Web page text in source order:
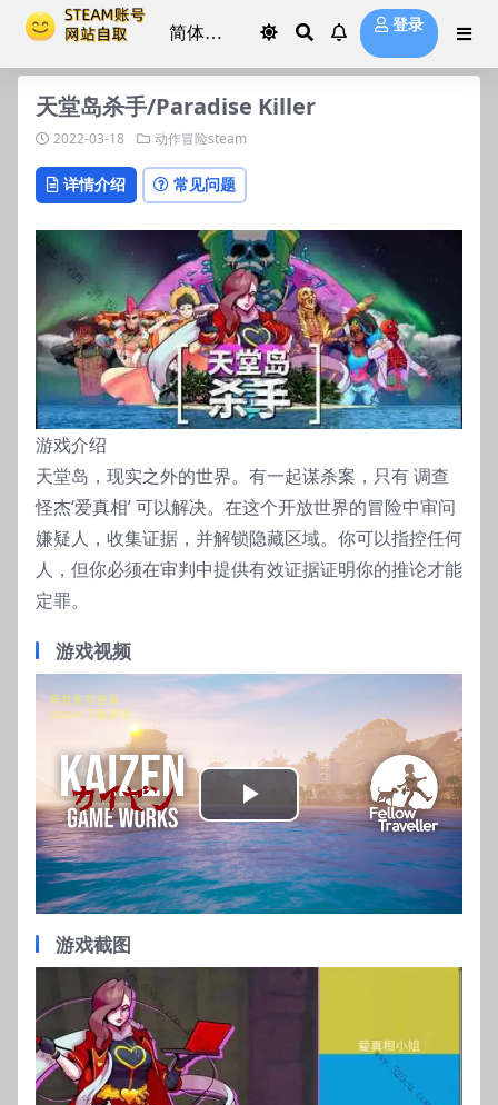
登录
天堂岛杀手/Paradise Killer
2022-03-18 动作冒险steam
详情介绍 常见问题
游戏介绍
天堂岛，现实之外的世界。有一起谋杀案，只有 调查
怪杰‘爱真相’ 可以解决。在这个开放世界的冒险中审问
嫌疑人，收集证据，并解锁隐藏区域。你可以指控任何
人，但你必须在审判中提供有效证据证明你的推论才能
定罪。
游戏视频
Play
Video
游戏截图